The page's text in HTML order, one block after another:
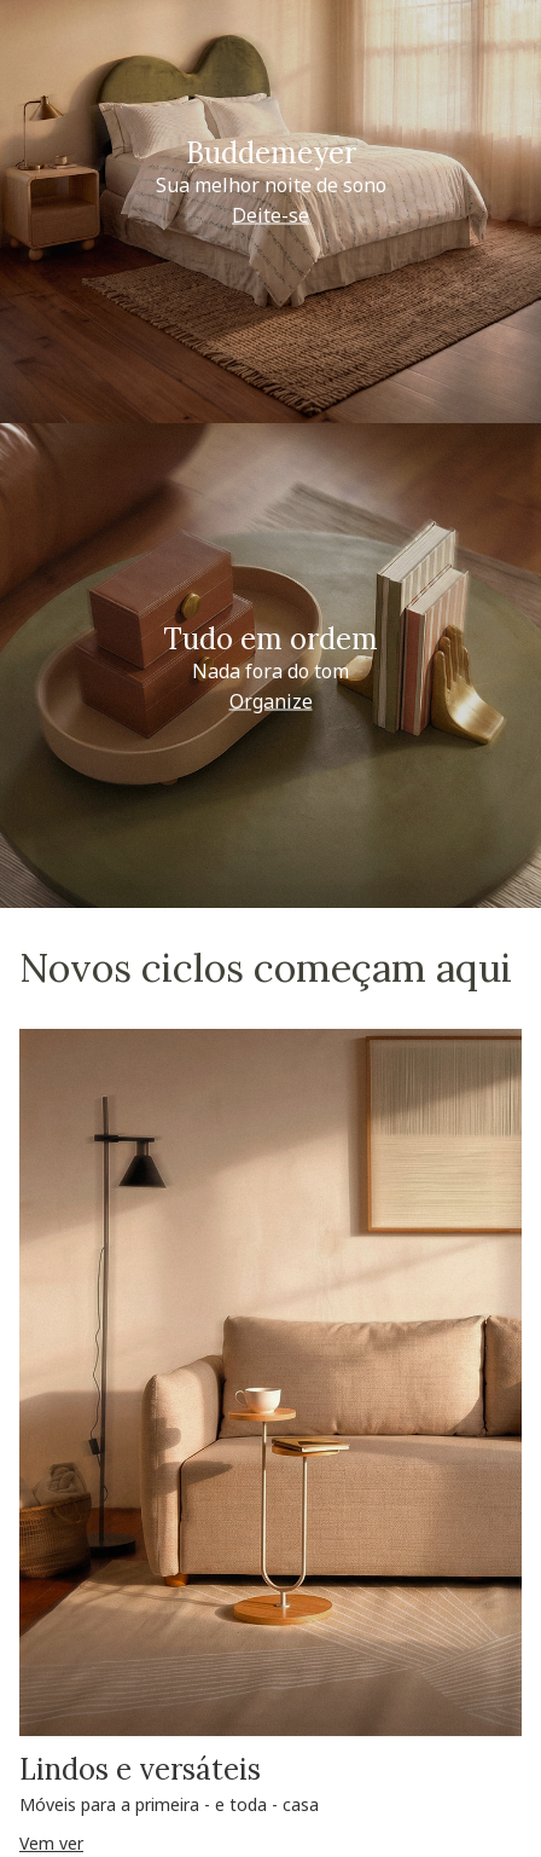
Buddemeyer
Sua melhor noite de sono
Deite-se
Tudo em ordem
Nada fora do tom
Organize
Novos ciclos começam aqui
Lindos e versáteis
Móveis para a primeira - e toda - casa
Vem ver